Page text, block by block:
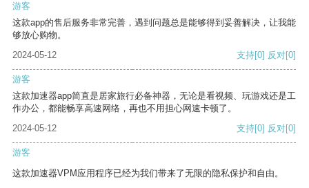
游客
这款app的售后服务非常完善，遇到问题总是能够得到妥善解决，让我能
够放心购物。
2024-05-12
支持[0] 反对[0]
游客
这款加速器app简直是居家旅行必备神器，无论是看视频、玩游戏还是工
作办公，都能畅享高速网络，再也不用担心网速卡顿了。
2024-05-12
支持[0] 反对[0]
游客
这款加速器VPM应用程序已经为我们带来了无限的隐私保护和自由。